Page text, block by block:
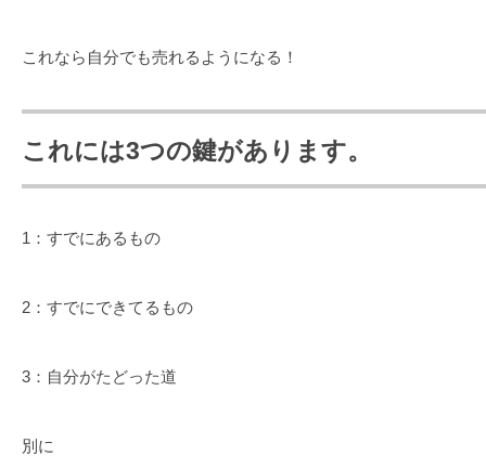
これなら自分でも売れるようになる！
これには3つの鍵があります。
1：すでにあるもの
2：すでにできてるもの
3：自分がたどった道
別に